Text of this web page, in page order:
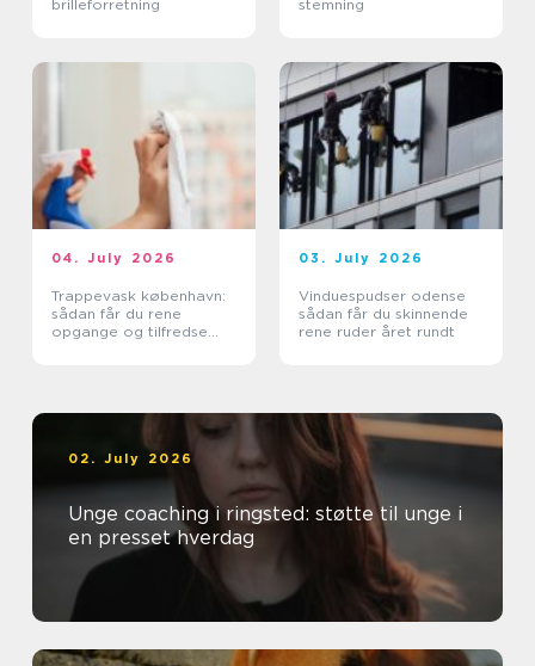
brilleforretning stemning
04. July 2026
Trappevask københavn:
sådan får du rene
opgange og tilfredse
03. July 2026
Vinduespudser odense
sådan får du skinnende
rene ruder året rundt
02. July 2026
Unge coaching i ringsted: støtte til unge i
en presset hverdag